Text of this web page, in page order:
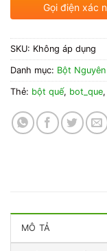
Gọi điện xác
SKU: Không áp dụng
Danh mục: Bột
Thẻ: bột quế, bot_que,
MÔ TẢ